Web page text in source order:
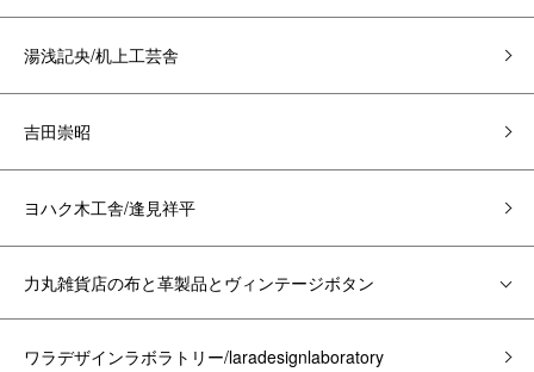
湯浅記央/机上工芸舎
吉田崇昭
ヨハク木工舎/逢見祥平
力丸雑貨店の布と革製品とヴィンテージボタン
ワラデザインラボラトリー/laradesignlaboratory